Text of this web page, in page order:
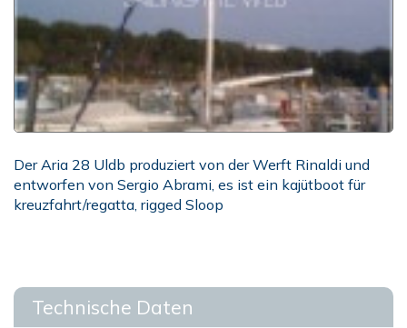
Der Aria 28 Uldb produziert von der Werft Rinaldi und
entworfen von Sergio Abrami, es ist ein kajütboot für
kreuzfahrt/regatta, rigged Sloop
Technische Daten